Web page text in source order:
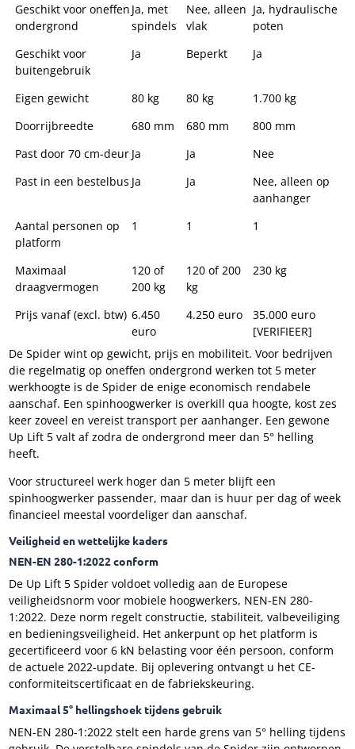
Geschikt voor oneffen
ondergrond
Ja, met
spindels
Nee, alleen
vlak
Ja, hydraulische
poten
Geschikt voor
buitengebruik
Ja Beperkt Ja
Eigen gewicht 80 kg 80 kg
1.700 kg
Doorrijbreedte
680 mm 680 mm
800 mm
Past door 70 cm-deur Ja Ja
Nee
Past in een bestelbus Ja Ja
Nee, alleen op
aanhanger
Aantal personen op
platform
1 1 1
Maximaal
draagvermogen
120 of
200 kg
120 of 200
kg
230 kg
Prijs vanaf (excl. btw) 6.450
euro
4.250 euro
35.000 euro
[VERIFIEER]
De Spider wint op gewicht, prijs en mobiliteit. Voor bedrijven
die regelmatig op oneffen ondergrond werken tot 5 meter
werkhoogte is de Spider de enige economisch rendabele
aanschaf. Een spinhoogwerker is overkill qua hoogte, kost zes
keer zoveel en vereist transport per aanhanger. Een gewone
Up Lift 5 valt af zodra de ondergrond meer dan 5° helling
heeft.
Voor structureel werk hoger dan 5 meter blijft een
spinhoogwerker passender, maar dan is huur per dag of week
financieel meestal voordeliger dan aanschaf.
Veiligheid en wettelijke kaders
NEN-EN 280-1:2022 conform
De Up Lift 5 Spider voldoet volledig aan de Europese
veiligheidsnorm voor mobiele hoogwerkers, NEN-EN 280-
1:2022. Deze norm regelt constructie, stabiliteit, valbeveiliging
en bedieningsveiligheid. Het ankerpunt op het platform is
gecertificeerd voor 6 kN belasting voor één persoon, conform
de actuele 2022-update. Bij oplevering ontvangt u het CE-
conformiteitscertificaat en de fabriekskeuring.
Maximaal 5° hellingshoek tijdens gebruik
NEN-EN 280-1:2022 stelt een harde grens van 5° helling tijdens